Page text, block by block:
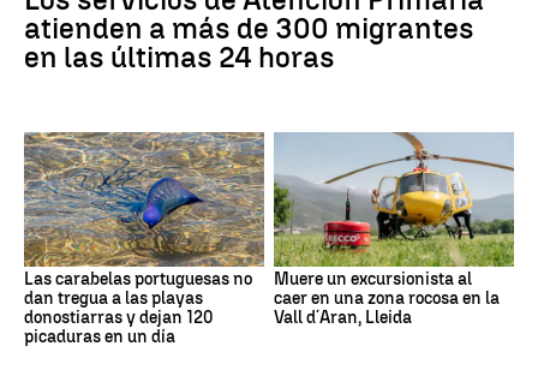
atienden a más de 300 migrantes
en las últimas 24 horas
Las carabelas portuguesas no
dan tregua a las playas
donostiarras y dejan 120
picaduras en un día
Muere un excursionista al
caer en una zona rocosa en la
Vall d´Aran, Lleida